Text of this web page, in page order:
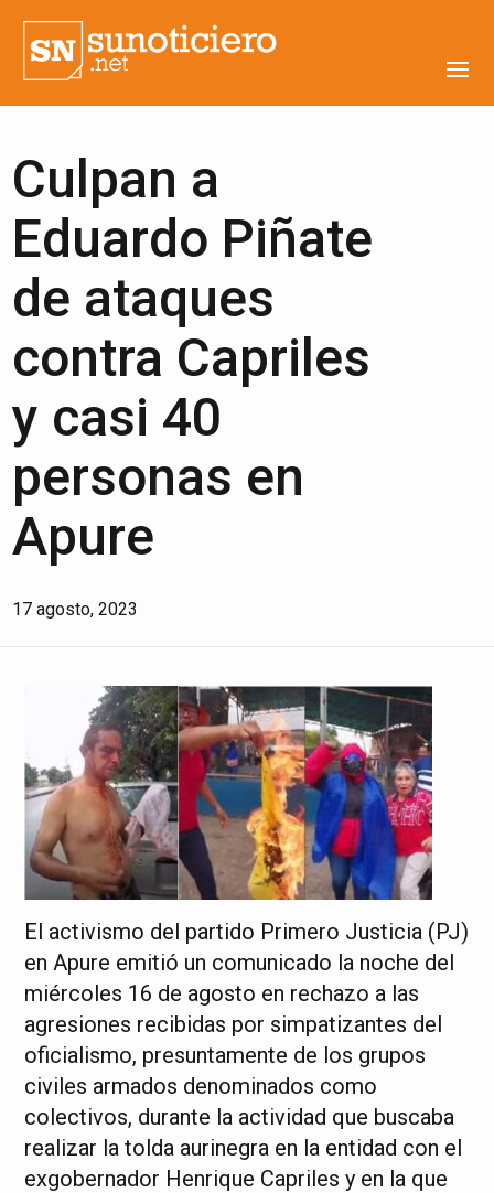
Culpan a
Eduardo Piñate
de ataques
contra Capriles
y casi 40
personas en
Apure
17 agosto, 2023
El activismo del partido Primero Justicia (PJ)
en Apure emitió un comunicado la noche del
miércoles 16 de agosto en rechazo a las
agresiones recibidas por simpatizantes del
oficialismo, presuntamente de los grupos
civiles armados denominados como
colectivos, durante la actividad que buscaba
realizar la tolda aurinegra en la entidad con el
exgobernador Henrique Capriles y en la que